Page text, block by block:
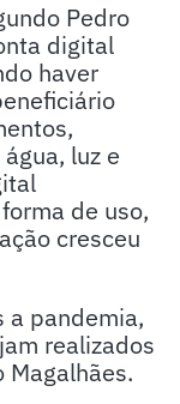
Pedro
digital
haver
luz e
de uso,
cresceu
a pandemia,
realizados
Magalhães.